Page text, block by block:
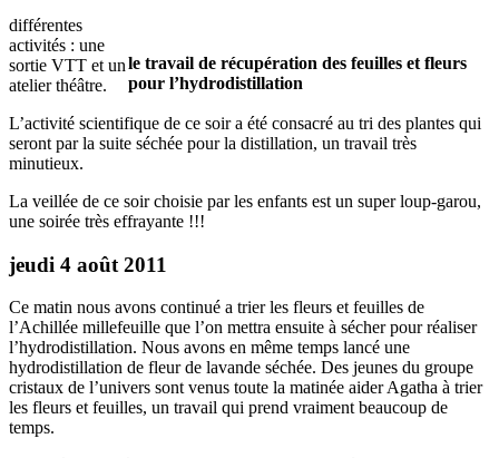
le travail de récupération des feuilles et fleurs
pour l’hydrodistillation
différentes
activités : une
sortie VTT et un
atelier théâtre.
L’activité scientifique de ce soir a été consacré au tri des plantes qui
seront par la suite séchée pour la distillation, un travail très
minutieux.
La veillée de ce soir choisie par les enfants est un super loup-garou,
une soirée très effrayante !!!
jeudi 4 août 2011
Ce matin nous avons continué a trier les fleurs et feuilles de
l’Achillée millefeuille que l’on mettra ensuite à sécher pour réaliser
l’hydrodistillation. Nous avons en même temps lancé une
hydrodistillation de fleur de lavande séchée. Des jeunes du groupe
cristaux de l’univers sont venus toute la matinée aider Agatha à trier
les fleurs et feuilles, un travail qui prend vraiment beaucoup de
temps.